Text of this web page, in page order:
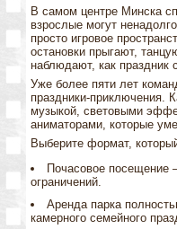
В самом центре Минска
взрослые могут
просто игровое
остановки прыгают,
наблюдают, как праздник
Уже более пяти лет
праздники-приключения.
музыкой, световыми
аниматорами, которые
Выберите формат,
Почасовое посещение
ограничений.
Аренда парка
камерного семейного